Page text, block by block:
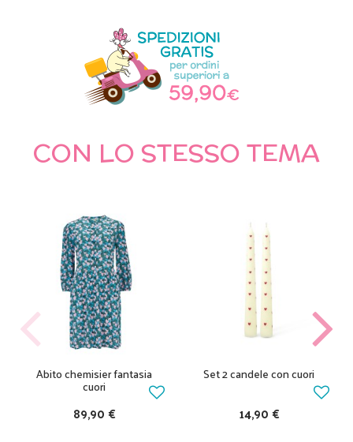
CON LO STESSO TEMA
Abito chemisier fantasia
cuori
89,90 €
Set 2 candele con cuori
14,90 €